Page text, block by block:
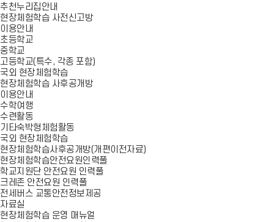
추천누리집안내
현장체험학습 사전신고방
이용안내
초등학교
중학교
고등학교(특수, 각종 포함)
국외 현장체험학습
현장체험학습 사후공개방
이용안내
수학여행
수련활동
기타숙박형체험활동
국외 현장체험학습
현장체험학습사후공개방(개편이전자료)
현장체험학습안전요원인력풀
학교지원단 안전요원 인력풀
크레존 안전요원 인력풀
전세버스 교통안전정보제공
자료실
현장체험학습 운영 매뉴얼